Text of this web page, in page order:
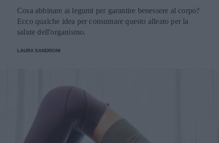
Cosa abbinare ai legumi per garantire benessere al corpo?
Ecco qualche idea per consumare questo alleato per la
salute dell'organismo.
LAURA SANDRONI